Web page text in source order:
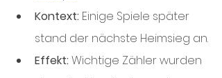
Kontext: Einige Spiele später
stand der nächste Heimsieg an.
Effekt: Wichtige Zähler wurden